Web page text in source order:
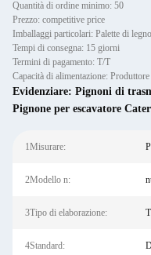
Quantità di ordine minimo: 50
Prezzo: competitive price
Imballaggi particolari: Palette di legno
Tempi di consegna: 15 giorni
Termini di pagamento: T/T
Capacità di alimentazione: Produttore
Evidenziare: Pignoni di
Pignone per escavatore
1Misurare:
2Modello n:
3Tipo di elaborazione:
4Standard: